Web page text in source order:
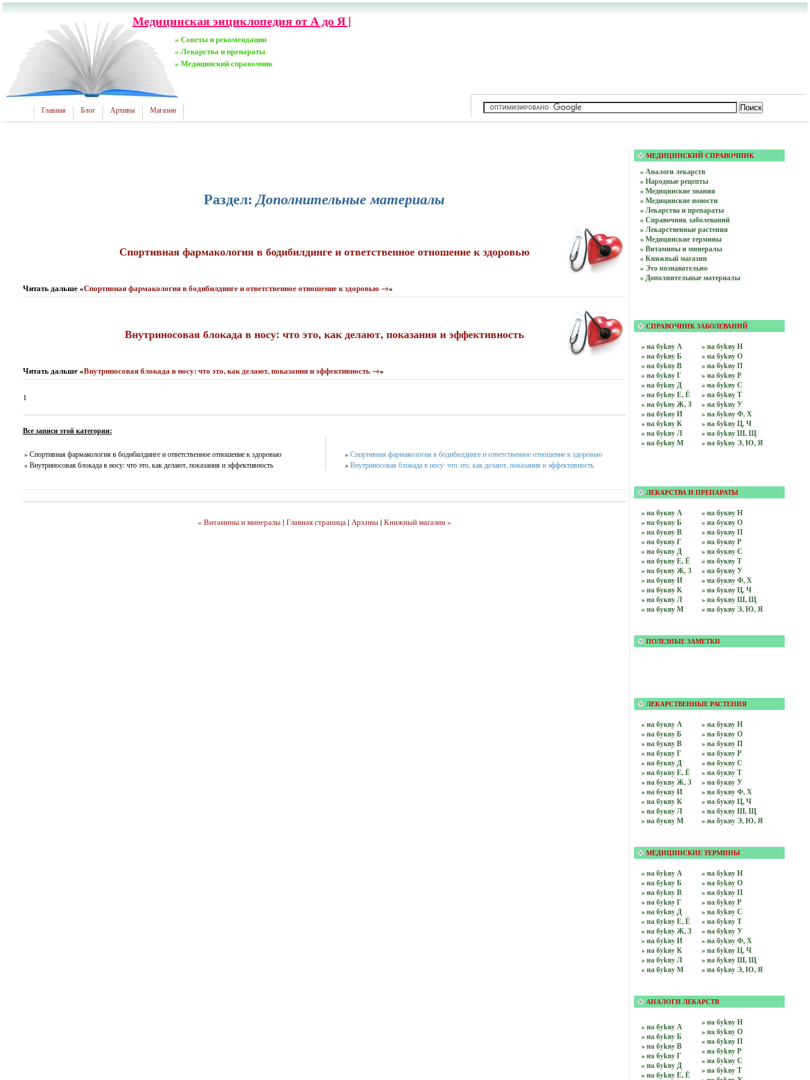
Медицинская энциклопедия от А до Я |
» Советы и рекомендации
» Лекарства и препараты
» Медицинский справочник
Главная Блог Архивы Магазин
Раздел:Дополнительные материалы
Спортивная фармакология в бодибилдинге и ответственное отношение к здоровью
Читать дальше «Спортивная фармакология в бодибилдинге и ответственное отношение к здоровью →»
Внутриносовая блокада в носу: что это, как делают, показания и эффективность
Читать дальше «Внутриносовая блокада в носу: что это, как делают, показания и эффективность →»
1
Все записи этой категории:
» Спортивная фармакология в бодибилдинге и ответственное отношение к здоровью
» Внутриносовая блокада в носу: что это, как делают, показания и эффективность
»Спортивная фармакология в бодибилдинге и ответственное отношение к здоровью
»Внутриносовая блокада в носу: что это, как делают, показания и эффективность
« Витамины и минералы| Главная страница | Архивы| Книжный магазин »
МЕДИЦИНСКИЙ СПРАВОЧНИК
» Аналоги лекарств
» Народные рецепты
» Медицинские знания
» Медицинские новости
» Лекарства и препараты
» Справочник заболеваний
» Лекарственные растения
» Медицинские термины
» Витамины и минералы
» Книжный магазин
» Это познавательно
» Дополнительные материалы
СПРАВОЧНИК ЗАБОЛЕВАНИЙ
» на буkву А
» на буkву Б
» на буkву В
» на буkву Г
» на буkву Д
» на буkву Е, Ё
» на буkву Ж, З
» на буkву И
» на буkву К
» на буkву Л
» на буkву М
» на буkву Н
» на буkву О
» на буkву П
» на буkву Р
» на буkву С
» на буkву Т
» на буkву У
» на буkву Ф, Х
» на буkву Ц, Ч
» на буkву Ш, Щ
» на буkву Э, Ю, Я
ЛЕКАРСТВА И ПРЕПАРАТЫ
» нa букву А
» нa букву Б
» нa букву В
» нa букву Г
» нa букву Д
» нa букву Е, Ё
» нa букву Ж, З
» нa букву И
» нa букву К
» нa букву Л
» нa букву М
» нa букву Н
» нa букву О
» нa букву П
» нa букву Р
» нa букву С
» нa букву Т
» нa букву У
» нa букву Ф, Х
» нa букву Ц, Ч
» нa букву Ш, Щ
» нa букву Э, Ю, Я
ПОЛЕЗНЫЕ ЗАМЕТКИ
ЛЕКАРСТВЕННЫЕ РАСТЕНИЯ
» на бyквy А
» на бyквy Б
» на бyквy В
» на бyквy Г
» на бyквy Д
» на бyквy Е, Ё
» на бyквy Ж, З
» на бyквy И
» на бyквy К
» на бyквy Л
» на бyквy М
» на бyквy Н
» на бyквy О
» на бyквy П
» на бyквy Р
» на бyквy С
» на бyквy Т
» на бyквy У
» на бyквy Ф, Х
» на бyквy Ц, Ч
» на бyквy Ш, Щ
» на бyквy Э, Ю, Я
МЕДИЦИНСКИЕ ТЕРМИНЫ
» на бykвy А
» на бykвy Б
» на бykвy В
» на бykвy Г
» на бykвy Д
» на бykвy Е, Ё
» на бykвy Ж, З
» на бykвy И
» на бykвy К
» на бykвy Л
» на бykвy М
» на бykвy Н
» на бykвy О
» на бykвy П
» на бykвy Р
» на бykвy С
» на бykвy Т
» на бykвy У
» на бykвy Ф, Х
» на бykвy Ц, Ч
» на бykвy Ш, Щ
» на бykвy Э, Ю, Я
АНАЛОГИ ЛЕКАРСТВ
» нa бykвy А
» нa бykвy Б
» нa бykвy В
» нa бykвy Г
» нa бykвy Д
» нa бykвy Е, Ё
» нa бykвy Н
» нa бykвy О
» нa бykвy П
» нa бykвy Р
» нa бykвy С
» нa бykвy Т